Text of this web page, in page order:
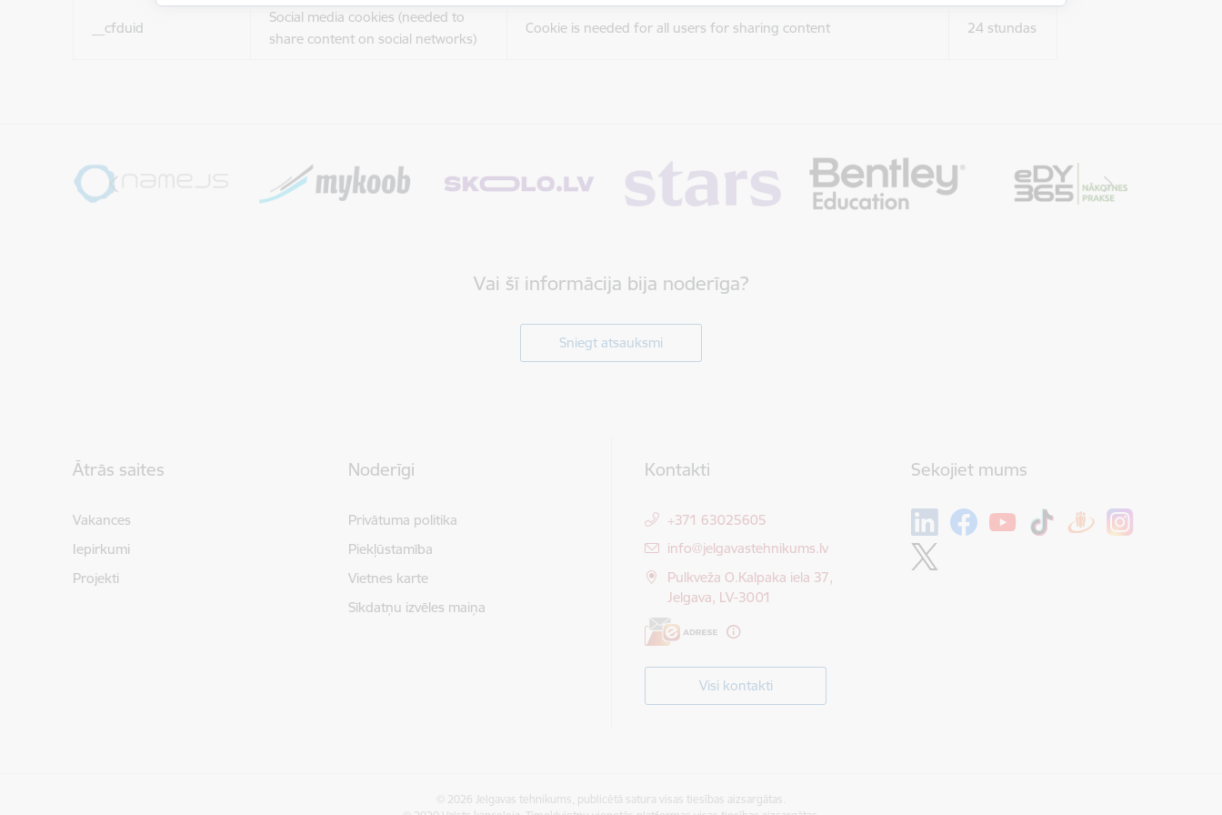
__cfduid
Social media cookies (needed to
share content on social networks)
Cookie is needed for all users for sharing content 24 stundas
Vai šī informācija bija noderīga?
Sniegt atsauksmi
Ātrās saites
Vakances
Iepirkumi
Projekti
Noderīgi
Privātuma politika
Piekļūstamība
Vietnes karte
Sīkdatņu izvēles maiņa
Kontakti
+371 63025605
E-pasts:
info@jelgavastehnikums.lv
Pulkveža O.Kalpaka iela 37,
Jelgava, LV-3001
Visi kontakti
Sekojiet mums
© 2026 Jelgavas tehnikums, publicētā satura visas tiesības aizsargātas.